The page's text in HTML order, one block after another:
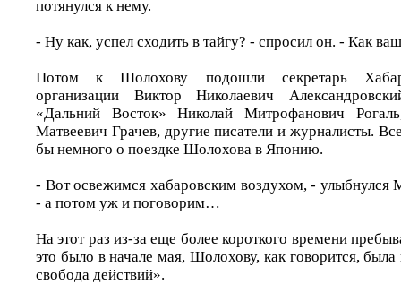
потянулся к нему.
- Ну как, успел сходить в тайгу? - спросил он. - Как
Потом к Шолохову подошли секретарь
организации Виктор Николаевич
«Дальний Восток» Николай Митрофанович
Матвеевич Грачев, другие писатели и журналисты.
бы немного о поездке Шолохова в Японию.
- Вот освежимся хабаровским воздухом, - улыбнулся
- а потом уж и поговорим…
На этот раз из-за еще более короткого времени
это было в начале мая, Шолохову, как говорится, была
свобода действий».